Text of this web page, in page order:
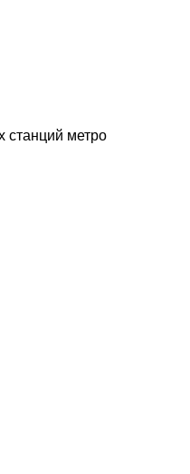
станций метро